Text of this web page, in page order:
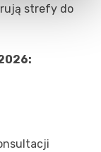
strefy do